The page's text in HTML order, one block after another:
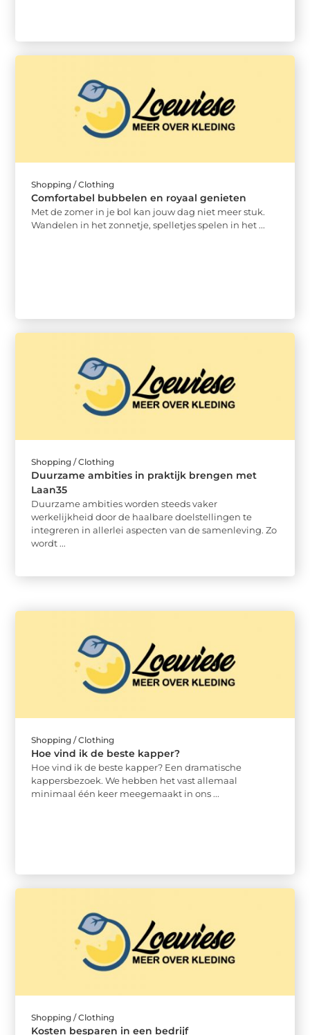
Shopping / Clothing
Comfortabel bubbelen en royaal genieten
Met de zomer in je bol kan jouw dag niet meer stuk.
Wandelen in het zonnetje, spelletjes spelen in het ...
Shopping / Clothing
Duurzame ambities in praktijk brengen met
Laan35
Duurzame ambities worden steeds vaker
werkelijkheid door de haalbare doelstellingen te
integreren in allerlei aspecten van de samenleving. Zo
wordt ...
Shopping / Clothing
Hoe vind ik de beste kapper?
Hoe vind ik de beste kapper? Een dramatische
kappersbezoek. We hebben het vast allemaal
minimaal één keer meegemaakt in ons ...
Shopping / Clothing
Kosten besparen in een bedrijf